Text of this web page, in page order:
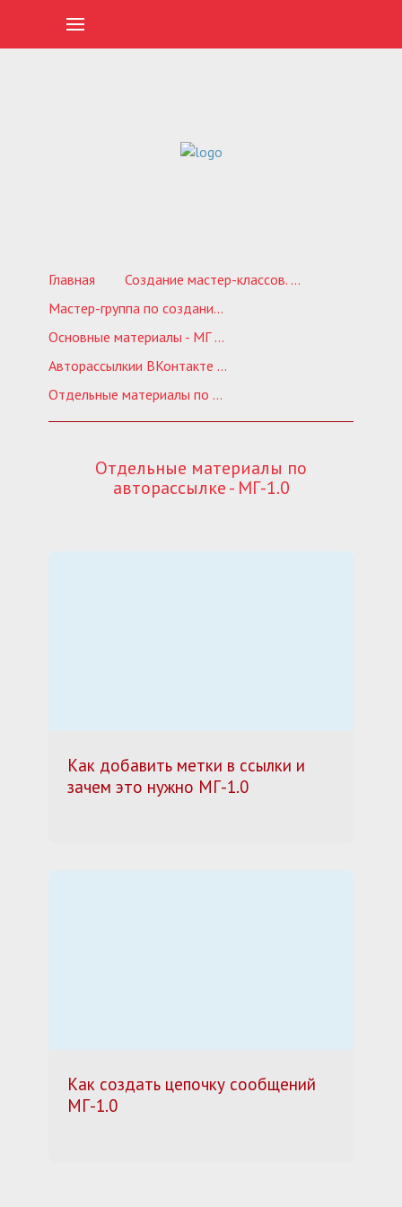
Главная
Создание мастер-классов. Обучающие курсы
Мастер-группа по созданию своего обучающего проекта 1.0
Основные материалы - МГ 1.0
Авторассылкии ВКонтакте МГ 1.0
Отдельные материалы по авторассылке - МГ-1.0
Отдельные материалы по
авторассылке - МГ-1.0
Как добавить метки в ссылки и
зачем это нужно МГ-1.0
Как создать цепочку сообщений
МГ-1.0